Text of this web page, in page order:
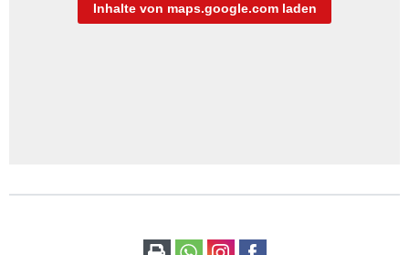
Inhalte von maps.google.com laden